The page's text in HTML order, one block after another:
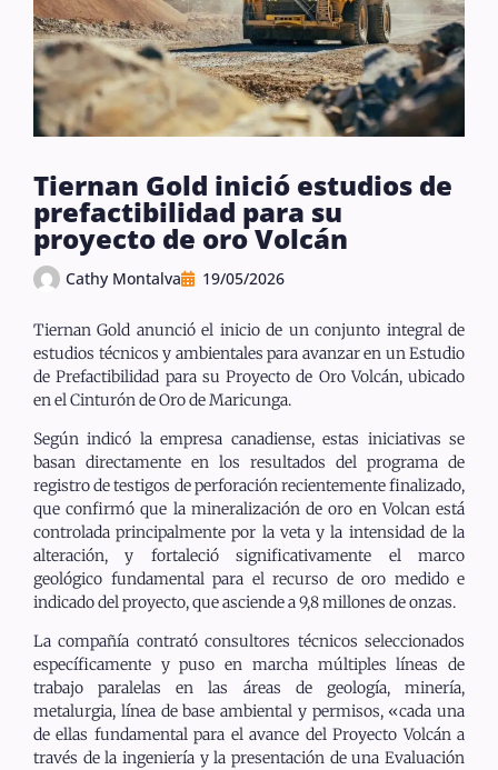
Tiernan Gold inició estudios de
prefactibilidad para su
proyecto de oro Volcán
Cathy Montalva 19/05/2026
Tiernan Gold anunció el inicio de un conjunto integral de
estudios técnicos y ambientales para avanzar en un Estudio
de Prefactibilidad para su Proyecto de Oro Volcán, ubicado
en el Cinturón de Oro de Maricunga.
Según indicó la empresa canadiense, estas iniciativas se
basan directamente en los resultados del programa de
registro de testigos de perforación recientemente finalizado,
que confirmó que la mineralización de oro en Volcan está
controlada principalmente por la veta y la intensidad de la
alteración, y fortaleció significativamente el marco
geológico fundamental para el recurso de oro medido e
indicado del proyecto, que asciende a 9,8 millones de onzas.
La compañía contrató consultores técnicos seleccionados
específicamente y puso en marcha múltiples líneas de
trabajo paralelas en las áreas de geología, minería,
metalurgia, línea de base ambiental y permisos, «cada una
de ellas fundamental para el avance del Proyecto Volcán a
través de la ingeniería y la presentación de una Evaluación